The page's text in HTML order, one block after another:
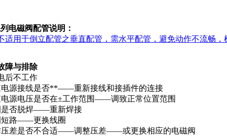
电磁阀配管说明：
适用于倒立配管之垂直配管，需水平配管，避免动作不流畅，
障与排除
后不工作
电源接线是否**——重新接线和接插件的连接
电源电压是否在±工作范围——调致正常位置范围
是否脱焊——重新焊接
短路——更换线圈
压差是否不合适——调整压差——或更换相应的电磁阀